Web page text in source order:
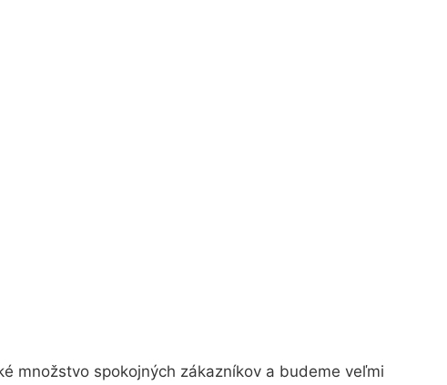
množstvo spokojných zákazníkov a budeme veľmi